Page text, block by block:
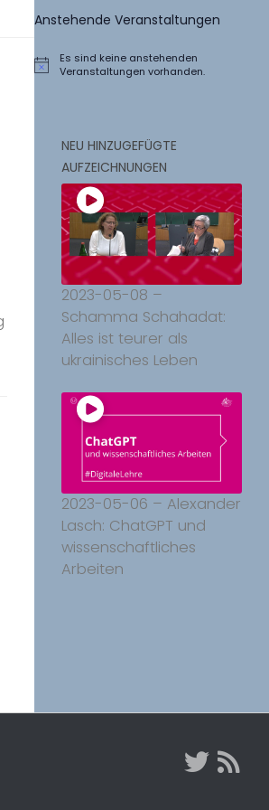
Anstehende Veranstaltungen
Hinweis
Es sind keine anstehenden
Veranstaltungen vorhanden.
NEU HINZUGEFÜGTE
AUFZEICHNUNGEN
2023-05-08 –
Schamma Schahadat:
Alles ist teurer als
ukrainisches Leben
2023-05-06 – Alexander
Lasch: ChatGPT und
wissenschaftliches
Arbeiten